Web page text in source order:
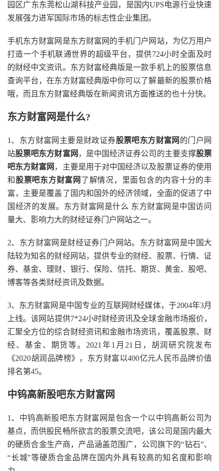
园区广东东莞松山湖科技产业园，是国内UPS电源行业快速
发展强力进军国际市场的标志性企业集团。
手机东方财富网是东方财富网的手机门户网站，为亿万用户
打造一个手机联通世界的超级平台，提供724小时全面及时
的财经中文资讯。东方财富经典版是一款手机上的股票信息
查询平台，在东方财富经典版中你可以了解最新的股票价格
哦，而且东方财富经典版在新闻资讯方面推送的也十分快。
东方财富网是什么?
1、东方财富网主要是财政证券股票吧东方财富网 的门户网
站股票吧东方财富网 ，是中国经济证券公司的主要支撑股票
吧东方财富网 ，主要是用于对中国经济以及股票证券的使用
和 股票吧东方财富网 了解情况，里面包含的内容十分的丰
富，主要是覆盖了国内和国外的经济领域，全面的促进了中
国经济的发展。东方财富网是什么 东方财富网是中国访问
量大、影响力大的财经证券门户网站之一。
2、东方财富网是财经证券门户网站。东方财富网是中国大
陆较为知名的财经网站，提供专业的财经、股票、行情、证
券、基金、理财、银行、保险、信托、期货、黄金、股吧、
博客等各类财经资讯及数据。
3、东方财富网是中国专业的互联网财经媒体，于2004年3月
上线。该网站提供7*24小时财经资讯及全球金融市场报价，
汇聚全方位的综合财经资讯和金融市场资讯，覆盖股票、财
经、基金、期货等。2021年1月21日，胡润研究院发布
《2020胡润品牌榜》，东方财富以400亿元人民币品牌价值
排名第45。
中钨高新股吧东方财富网
1、中钨高新股吧东方财富网是包含一个以中钨高新公司为
基点，而供股民畅所欲言的股票交流吧，该公司是国内最大
的硬质合金生产商，产品涵盖范围广，公司旗下的“钻石”、
“长城”等硬质合金品牌在国内外具有较高的知名度和影响